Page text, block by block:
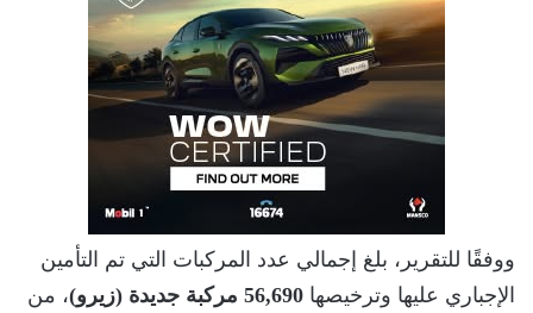
ووفقًا للتقرير، بلغ إجمالي عدد المركبات التي تم التأمين
الإجباري عليها وترخيصها 56,690 مركبة جديدة (زيرو)
، من